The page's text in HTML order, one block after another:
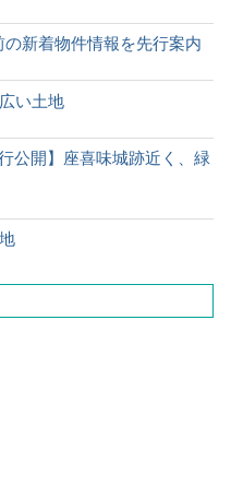
の新着物件情報を先行案内
い土地
公開】座喜味城跡近く、緑